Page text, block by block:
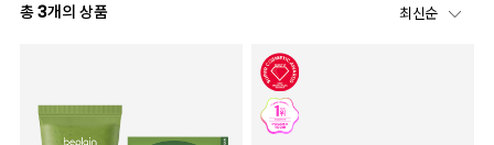
총3개의 상품